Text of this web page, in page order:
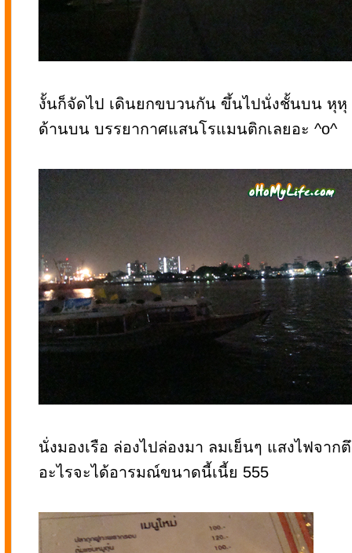
งั้นก็จัดไป เดินยกขบวนกัน ขึ้นไปนั่งชั้นบน หุหุ
ด้านบน บรรยากาศแสนโรแมนติกเลยอะ ^o^
นั่งมองเรือ ล่องไปล่องมา ลมเย็นๆ แสงไฟจาก
อะไรจะได้อารมณ์ขนาดนี้เนี้ย 555